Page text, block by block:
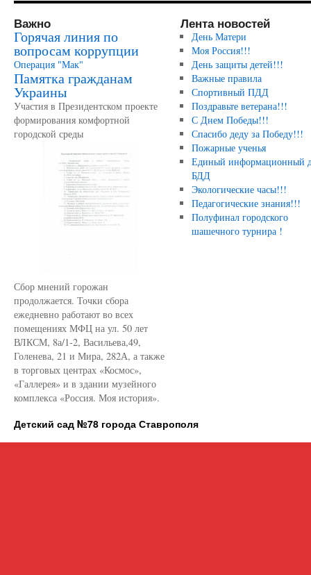
Важно
Горячая линия по
вопросам коррупции
Операция "Мак"
Памятка гражданам
Украины
Участия в Президентском проекте
формирования комфортной
городской среды
Сбор мнений горожан
продолжается. Точки сбора
ежедневно работают во всех
помещениях МФЦ на ул. 50 лет
ВЛКСМ, 8а/1-2, Васильева,49,
Голенева, 21 и Мира, 282А, а также
в торговых центрах «Космос»,
«Галлерея» и в здании музейного
комплекса «Россия. Моя история».
Лента новостей
День Матери
Моя Россия!!!
День защиты детей!!!
Важные правила
Спортивный ПДД
Поздравьте ветерана!!!
С Днем Победы!!!
Спасибо деду за Победу!!!
Пожарные ученья
Единый информационный
БДД
Экологические часы!!!
Педагогические знания!!!
Полуфинал городского
шашечного турнира !
Детский сад №78 города Ставрополя